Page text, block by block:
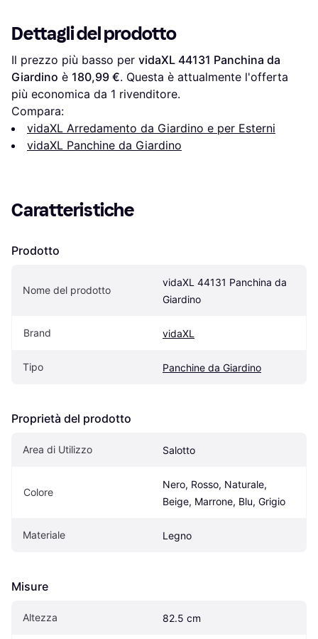
Dettagli del prodotto
Il prezzo più basso per vidaXL 44131 Panchina da
Giardino è 180,99 €. Questa è attualmente l'offerta
più economica da 1 rivenditore.
Compara:
vidaXL Arredamento da Giardino e per Esterni
vidaXL Panchine da Giardino
Caratteristiche
Prodotto
Nome del prodotto
vidaXL 44131 Panchina da
Giardino
Brand vidaXL
Tipo Panchine da Giardino
Proprietà del prodotto
Area di Utilizzo Salotto
Colore
Nero, Rosso, Naturale,
Beige, Marrone, Blu, Grigio
Materiale Legno
Misure
Altezza 82.5 cm